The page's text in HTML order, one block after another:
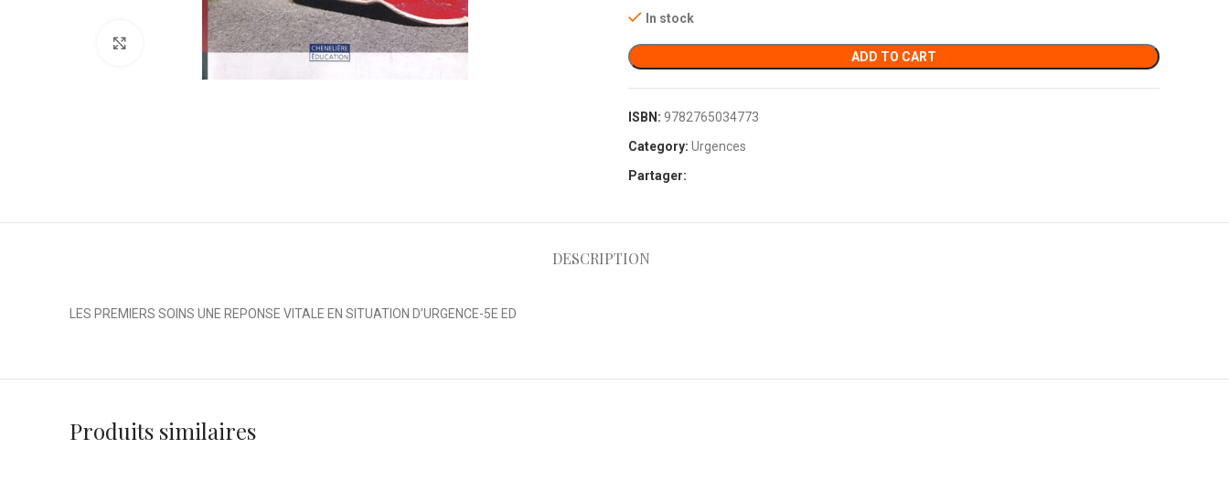
Click to enlarge
In stock
ADD TO CART
ISBN: 9782765034773
Category: Urgences
Partager:
DESCRIPTION
LES PREMIERS SOINS UNE REPONSE VITALE EN SITUATION D’URGENCE-5E ED
Produits similaires